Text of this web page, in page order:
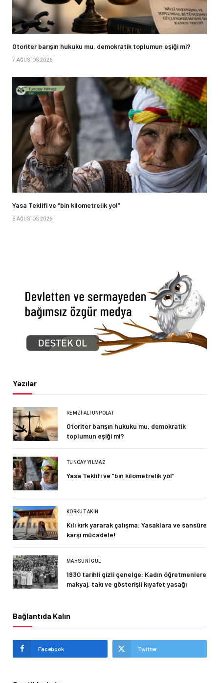
Otoriter barışın hukuku mu, demokratik toplumun eşiği mi?
7 AĞUSTOS 2026
Yasa Teklifi ve “bin kilometrelik yol”
6 AĞUSTOS 2026
Yazılar
REMZI ALTUNPOLAT
Otoriter barışın hukuku mu, demokratik
toplumun eşiği mi?
TUNCAY YILMAZ
Yasa Teklifi ve “bin kilometrelik yol”
KORKUT AKIN
Kılı kırk yararak çalışma: Yasaklara ve sansüre
karşı mücadele!
MAHSUNI GÜL
1930 tarihli gizli genelge: Kadın öğretmenlere
makyaj, takı ve gösterişli kıyafet yasağı
Bağlantıda Kalın
Facebook Twitter